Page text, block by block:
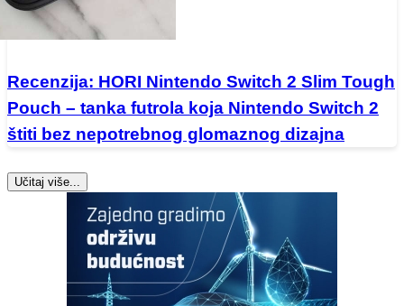
Recenzija: HORI Nintendo Switch 2 Slim Tough
Pouch – tanka futrola koja Nintendo Switch 2
štiti bez nepotrebnog glomaznog dizajna
Učitaj više...